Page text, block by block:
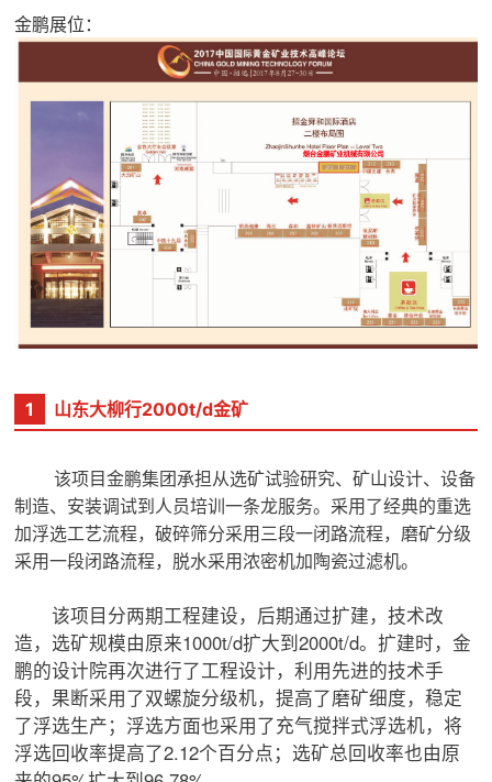
金鹏展位：
1 山东大柳行2000t/d金矿
该项目金鹏集团承担从选矿试验研究、矿山设计、设备
制造、安装调试到人员培训一条龙服务。 采用了经典的重选
加浮选工艺流程，破碎筛分采用三段一闭路流程，磨矿分级
采用一段闭路流程，脱水采用浓密机加陶瓷过滤机。
该项目分两期工程建设，后期通过扩建，技术改
造，选矿规模由原来1000t/d扩大到2000t/d。扩建时，金
鹏的设计院再次进行了工程设计，利用先进的技术手
段，果断采用了双螺旋分级机，提高了磨矿细度，稳定
了浮选生产；浮选方面也采用了充气搅拌式浮选机，将
浮选回收率提高了2.12个百分点；选矿总回收率也由原